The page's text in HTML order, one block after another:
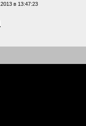
в 13:47:23